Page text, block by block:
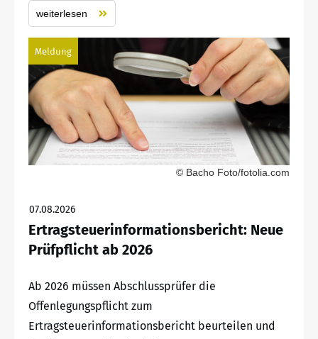
weiterlesen
Meldung
© Bacho Foto/fotolia.com
07.08.2026
Ertragsteuerinformationsbericht: Neue
Prüfpflicht ab 2026
Ab 2026 müssen Abschlussprüfer die
Offenlegungspflicht zum
Ertragsteuerinformationsbericht beurteilen und